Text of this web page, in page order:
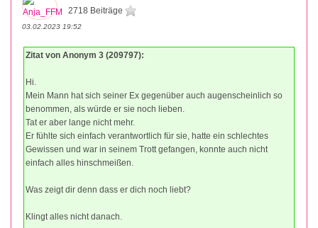
2718 Beiträge
03.02.2023 19:52
Zitat von Anonym 3 (209797):
Hi.
Mein Mann hat sich seiner Ex gegenüber auch augenscheinlich so
benommen, als würde er sie noch lieben.
Tat er aber lange nicht mehr.
Er fühlte sich einfach verantwortlich für sie, hatte ein schlechtes
Gewissen und war in seinem Trott gefangen, konnte auch nicht
einfach alles hinschmeißen.
Was zeigt dir denn dass er dich noch liebt?
Klingt alles nicht danach.